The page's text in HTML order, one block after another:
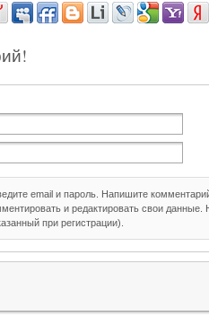
email и пароль. Напишите
и редактировать свои данные.
при регистрации).